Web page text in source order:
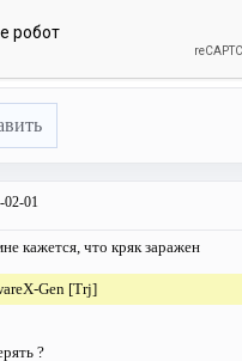
02-01
кажется, что кряк заражен
Gen [Trj]
?